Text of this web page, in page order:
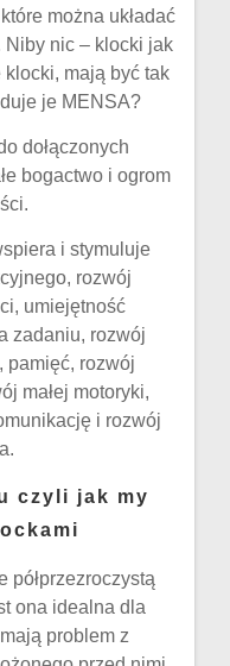
można układać
Niby nic – klocki jak
klocki, mają być tak
je MENSA?
dołączonych
bogactwo i ogrom
i stymuluje
rozwój
umiejętność
zadaniu, rozwój
pamięć, rozwój
małej motoryki,
i rozwój
czyli jak my
półprzezroczystą
ona idealna dla
problem z